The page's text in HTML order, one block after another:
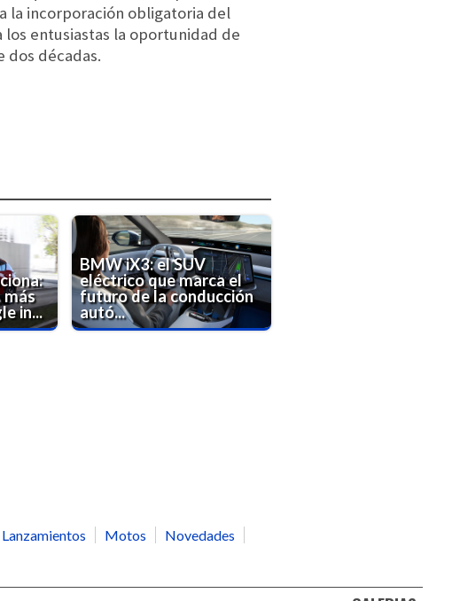
la incorporación obligatoria del
los entusiastas la oportunidad de
dos décadas.
más
in...
BMW iX3: el SUV
eléctrico que marca el
futuro de la conducción
autó...
Lanzamientos Motos
Novedades